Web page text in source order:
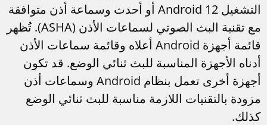
التشغيل Android 12 أو أحدث وسماعة أذن متوافقة
مع تقنية البث الصوتي لسماعات الأذن (ASHA). تُظهر
قائمة أجهزة Android أعلاه وقائمة سماعات الأذن
أدناه الأجهزة المناسبة للبث ثنائي الوضع. قد تكون
أجهزة أخرى تعمل بنظام Android وسماعات أذن
مزودة بالتقنيات اللازمة مناسبة للبث ثنائي الوضع
كذلك.